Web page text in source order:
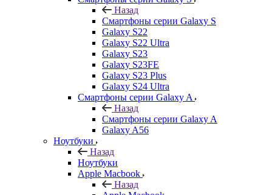
Назад
Смартфоны серии Galaxy S
Galaxy S22
Galaxy S22 Ultra
Galaxy S23
Galaxy S23FE
Galaxy S23 Plus
Galaxy S24 Ultra
Смартфоны серии Galaxy A
Назад
Смартфоны серии Galaxy A
Galaxy A56
Ноутбуки
Назад
Ноутбуки
Apple Macbook
Назад